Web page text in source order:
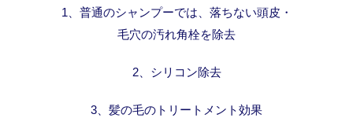
1、普通のシャンプーでは、落ちない頭皮・
毛穴の汚れ角栓を除去
2、シリコン除去
3、髪の毛のトリートメント効果